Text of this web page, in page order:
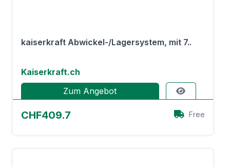
kaiserkraft Abwickel-/Lagersystem, mit 7..
Kaiserkraft.ch
Zum Angebot
CHF409.7 Free